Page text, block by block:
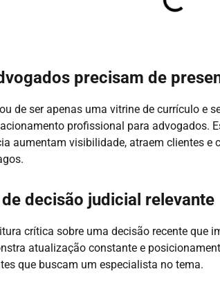
precisam de
de ser apenas uma vitrine de currículo e
profissional para advogados.
aumentam visibilidade, atraem clientes e
decisão judicial relevante
crítica sobre uma decisão recente que
atualização constante e
que buscam um especialista no tema.